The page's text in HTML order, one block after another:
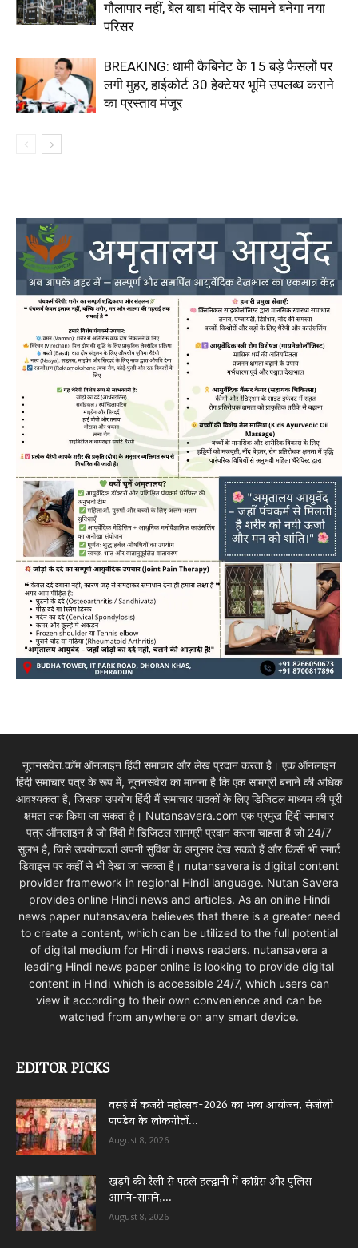
गौलापार नहीं, बेल बाबा मंदिर के सामने बनेगा नया
परिसर
BREAKING: धामी कैबिनेट के 15 बड़े फैसलों पर
लगी मुहर, हाईकोर्ट 30 हेक्टेयर भूमि उपलब्ध कराने
का प्रस्ताव मंजूर
नूतनसवेरा.कॉम ऑनलाइन हिंदी समाचार और लेख प्रदान करता है। एक ऑनलाइन
हिंदी समाचार पत्र के रूप में, नूतनसवेरा का मानना है कि एक सामग्री बनाने की अधिक
आवश्यकता है, जिसका उपयोग हिंदी मैं समाचार पाठकों के लिए डिजिटल माध्यम की पूरी
क्षमता तक किया जा सकता है। Nutansavera.com एक प्रमुख हिंदी समाचार
पत्र ऑनलाइन है जो हिंदी में डिजिटल सामग्री प्रदान करना चाहता है जो 24/7
सुलभ है, जिसे उपयोगकर्ता अपनी सुविधा के अनुसार देख सकते हैं और किसी भी स्मार्ट
डिवाइस पर कहीं से भी देखा जा सकता है। nutansavera is digital content
provider framework in regional Hindi language. Nutan Savera
provides online Hindi news and articles. As an online Hindi
news paper nutansavera believes that there is a greater need
to create a content, which can be utilized to the full potential
of digital medium for Hindi i news readers. nutansavera a
leading Hindi news paper online is looking to provide digital
content in Hindi which is accessible 24/7, which users can
view it according to their own convenience and can be
watched from anywhere on any smart device.
EDITOR PICKS
वसई में कजरी महोत्सव-2026 का भव्य आयोजन, संजोली
पाण्डेय के लोकगीतों...
August 8, 2026
खड़गे की रैली से पहले हल्द्वानी में कांग्रेस और पुलिस
आमने-सामने,...
August 8, 2026